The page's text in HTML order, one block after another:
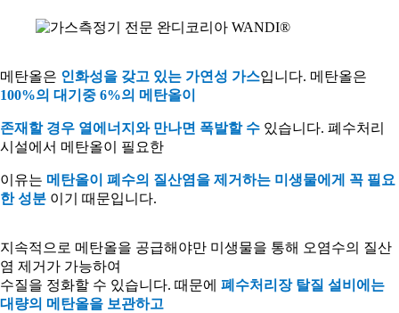
메탄올은 인화성을 갖고 있는 가연성 가스입니다. 메탄올은
100%의 대기중 6%의 메탄올이
존재할 경우 열에너지와 만나면 폭발할 수 있습니다. 폐수처리
시설에서 메탄올이 필요한
이유는 메탄올이 폐수의 질산염을 제거하는 미생물에게 꼭 필요
한 성분 이기 때문입니다.
지속적으로 메탄올을 공급해야만 미생물을 통해 오염수의 질산
염 제거가 가능하여
수질을 정화할 수 있습니다. 때문에 폐수처리장 탈질 설비에는
대량의 메탄올을 보관하고